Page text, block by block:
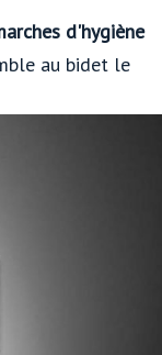
d'hygiène
au bidet le